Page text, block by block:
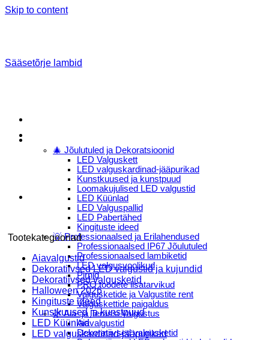
Skip to content
🎄 Jõulutuled ja Dekoratsioonid
LED Valguskett
LED valguskardinad-jääpurikad
Kunstkuused ja kunstpuud
Loomakujulised LED valgustid
LED Küünlad
LED Valguspallid
LED Pabertähed
Kingituste ideed
💡 Professionaalsed ja Erilahendused
Professionaalsed IP67 Jõulutuled
Professionaalsed lambiketid
LED valgusvoolikud
Pirnid
PRO toodete lisatarvikud
Valgusketide ja Valgustite rent
Valguskettide paigaldus
🌿 Aia- ja Terassi Valgustus
Aiavalgustid
Dekoratiivsed valgusketid
Sääsetõrje lambid
Tootekategooriad
Aiavalgustid
Dekoratiivsed LED valgustid ja kujundid
Dekoratiivsed valgusketid
Halloween 2026
Kingituste ideed
Kunstkuused ja kunstpuud
LED Küünlad
LED valguskardinad-jääpurikad